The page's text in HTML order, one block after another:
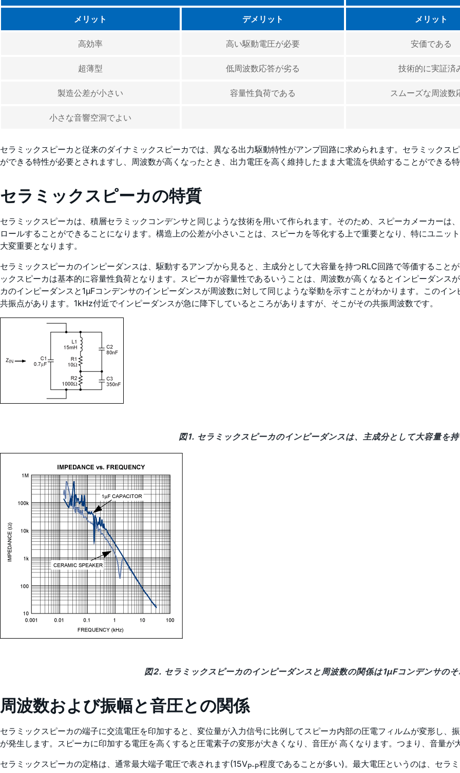
メリット デメリット メリット
高効率 高い駆動電圧が必要 安価である
超薄型 低周波数応答が劣る 技術的に実証済
製造公差が小さい 容量性負荷である スムーズな周波数
小さな音響空洞でよい
セラミックスピーカと従来のダイナミックスピーカでは、異なる出力駆動特性がアンプ回路に求められます。セラミックス
ができる特性が必要とされますし、周波数が高くなったとき、出力電圧を高く維持したまま大電流を供給することができる特
セラミックスピーカの特質
セラミックスピーカは、積層セラミックコンデンサと同じような技術を用いて作られます。そのため、スピーカメーカーは
ロールすることができることになります。構造上の公差が小さいことは、スピーカを等化する上で重要となり、特にユニッ
大変重要となります。
セラミックスピーカのインピーダンスは、駆動するアンプから見ると、主成分として大容量を持つRLC回路で等価すること
ックスピーカは基本的に容量性負荷となります。スピーカが容量性であるいうことは、周波数が高くなるとインピーダンス
カのインピーダンスと1µFコンデンサのインピーダンスが周波数に対して同じような挙動を示すことがわかります。このイ
共振点があります。1kHz付近でインピーダンスが急に降下しているところがありますが、そこがその共振周波数です。
図1. セラミックスピーカのインピーダンスは、主成分として大容量を持
図2. セラミックスピーカのインピーダンスと周波数の関係は1µFコンデンサのそ
周波数および振幅と音圧との関係
セラミックスピーカの端子に交流電圧を印加すると、変位量が入力信号に比例してスピーカ内部の圧電フィルムが変形し、
が発生します。スピーカに印加する電圧を高くすると圧電素子の変形が大きくなり、音圧が 高くなります。つまり、音量が
セラミックスピーカの定格は、通常最大端子電圧で表されます(15VP-P程度であることが多い)。最大電圧というのは、セラ